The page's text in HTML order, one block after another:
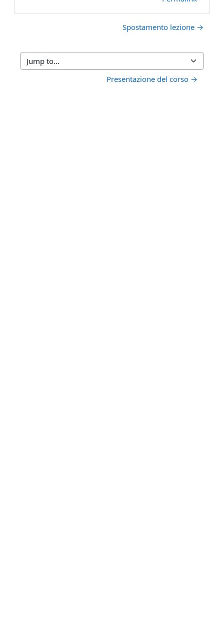
Spostamento lezione →
Jump to...
Presentazione del corso →